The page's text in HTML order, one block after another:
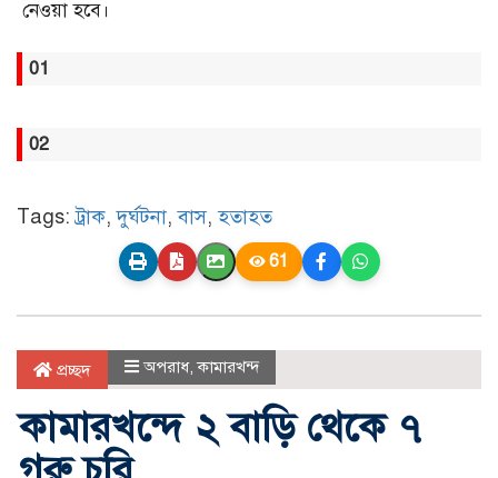
নেওয়া হবে।
01
02
Tags:ট্রাক,দুর্ঘটনা,বাস,হতাহত
61
প্রচ্ছদ অপরাধ,কামারখন্দ
কামারখন্দে ২ বাড়ি থেকে ৭